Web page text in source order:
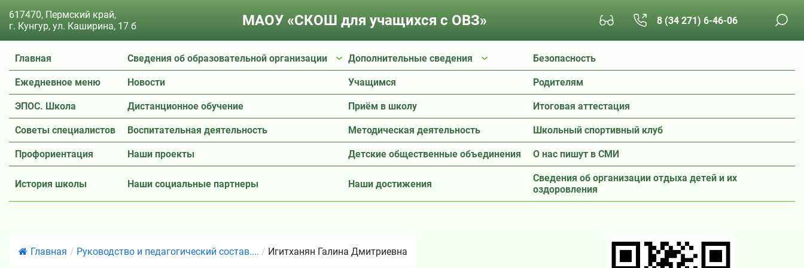
617470, Пермский край,
г. Кунгур, ул. Каширина, 17 б
МАОУ «СКОШ для учащихся с ОВЗ» 8 (34 271) 6-46-06
Главная Сведения об образовательной организации Дополнительные сведения Безопасность
Ежедневное меню Новости Учащимся Родителям
ЭПОС. Школа Дистанционное обучение Приём в школу Итоговая аттестация
Советы специалистов Воспитательная деятельность Методическая деятельность Школьный спортивный клуб
Профориентация Наши проекты Детские общественные объединения О нас пишут в СМИ
История школы Наши социальные партнеры Наши достижения
Сведения об организации отдыха детей и их
оздоровления
Главная / Руководство и педагогический состав.... / Игитханян Галина Дмитриевна